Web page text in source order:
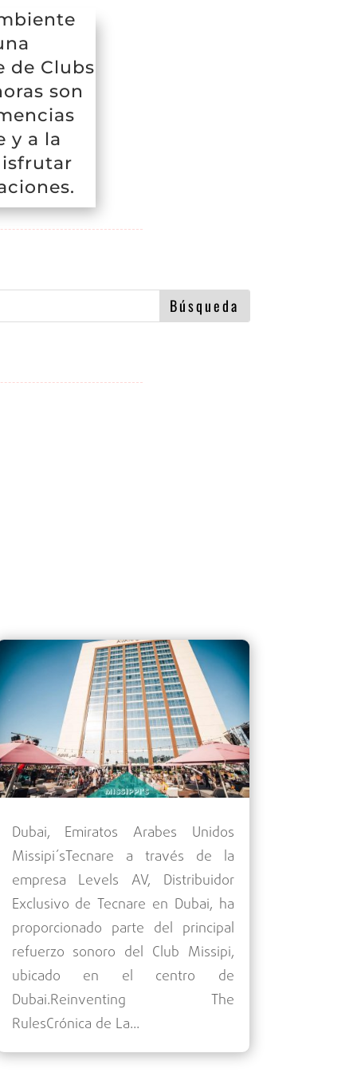
de Clubs
son
y a la
Dubai, Emiratos Arabes Unidos
Missipi´sTecnare a través de la
empresa Levels AV, Distribuidor
Exclusivo de Tecnare en Dubai, ha
proporcionado parte del principal
refuerzo sonoro del Club Missipi,
ubicado en el centro de
Dubai.Reinventing The
RulesCrónica de La...